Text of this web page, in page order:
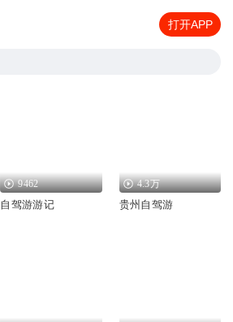
打开APP
9462
自驾游游记
4.3万
贵州自驾游